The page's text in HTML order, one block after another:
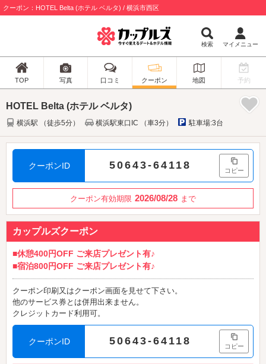
クーポン：HOTEL Belta (ホテル ベルタ) / 横浜市西区
検索 マイメニュー
TOP 写真 口コミ クーポン 地図 予約
HOTEL Belta (ホテル ベルタ)
横浜駅 （徒歩5分） 横浜駅東口IC （車3分） 駐車場:3台
クーポンID 50643-64118 コピー
クーポン有効期限 2026/08/28 まで
カップルズクーポン
■休憩400円OFF ご来店プレゼント有♪
■宿泊800円OFF ご来店プレゼント有♪
クーポン印刷又はクーポン画面を見せて下さい。
他のサービス券とは併用出来ません。
クレジットカード利用可。
クーポンID 50643-64118 コピー